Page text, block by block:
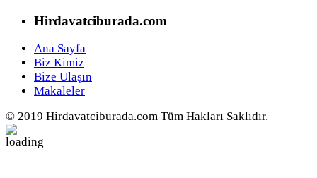
Hirdavatciburada.com
Ana Sayfa
Biz Kimiz
Bize Ulaşın
Makaleler
© 2019 Hirdavatciburada.com Tüm Hakları Saklıdır.